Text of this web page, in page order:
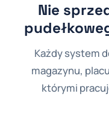
Nie
Każdy system
magazynu,
którymi